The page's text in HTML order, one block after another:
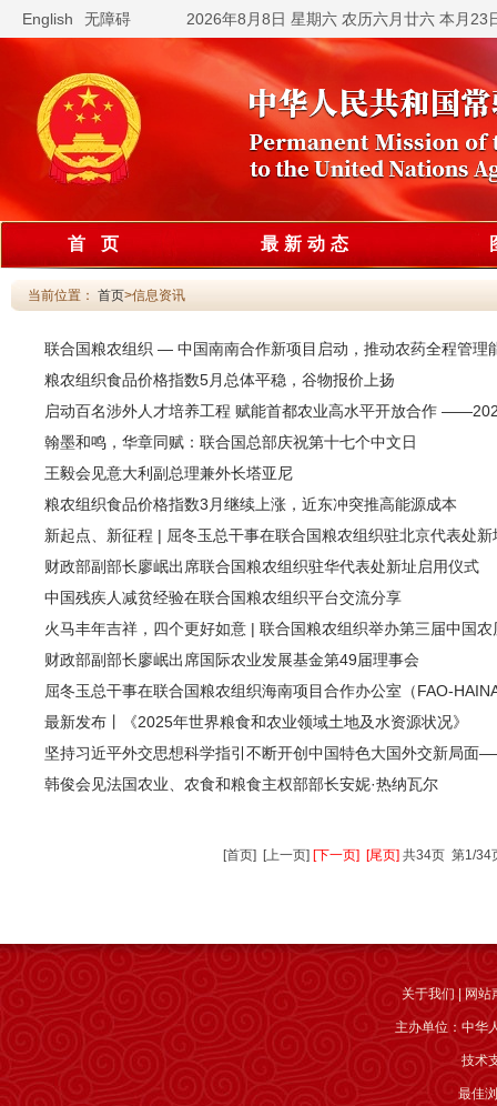
English 无障碍 2026年8月8日 星期六 农历六月廿六 本月23
首 页 最新动态
当前位置： 首页>信息资讯
联合国粮农组织 — 中国南南合作新项目启动，推动农药全程管理
粮农组织食品价格指数5月总体平稳，谷物报价上扬
启动百名涉外人才培养工程 赋能首都农业高水平开放合作
翰墨和鸣，华章同赋：联合国总部庆祝第十七个中文日
王毅会见意大利副总理兼外长塔亚尼
粮农组织食品价格指数3月继续上涨，近东冲突推高能源成本
新起点、新征程 | 屈冬玉总干事在联合国粮农组织驻北京代表处
财政部副部长廖岷出席联合国粮农组织驻华代表处新址启用仪式
中国残疾人减贫经验在联合国粮农组织平台交流分享
火马丰年吉祥，四个更好如意 | 联合国粮农组织举办第三届中国
财政部副部长廖岷出席国际农业发展基金第49届理事会
屈冬玉总干事在联合国粮农组织海南项目合作办公室（FAO-
最新发布丨《2025年世界粮食和农业领域土地及水资源状况》
坚持习近平外交思想科学指引不断开创中国特色大国外交新局
韩俊会见法国农业、农食和粮食主权部部长安妮·热纳瓦尔
[首页] [上一页] [下一页] [尾页] 共34页 第1/34
关于我们 | 网站
主办单位：中华
技术
最佳